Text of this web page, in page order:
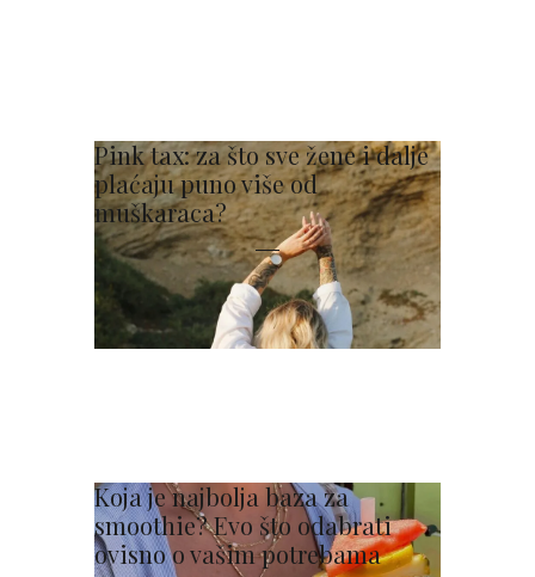
Pink tax: za što sve žene i dalje
plaćaju puno više od
muškaraca?
Koja je najbolja baza za
smoothie? Evo što odabrati
ovisno o vašim potrebama